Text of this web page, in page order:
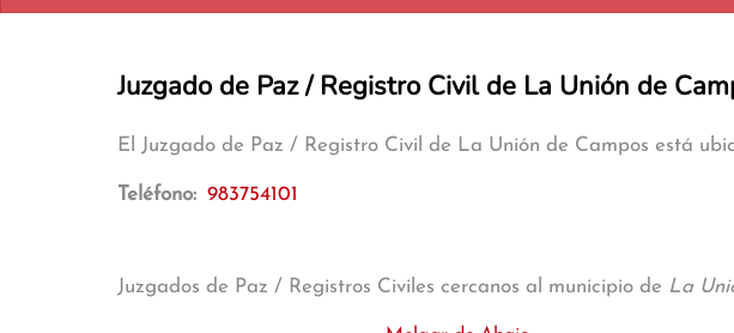
Juzgado de Paz / Registro Civil de La Unión de
El Juzgado de Paz / Registro Civil de La Unión de Campos está
Teléfono: 983754101
Juzgados de Paz / Registros Civiles cercanos al municipio de La